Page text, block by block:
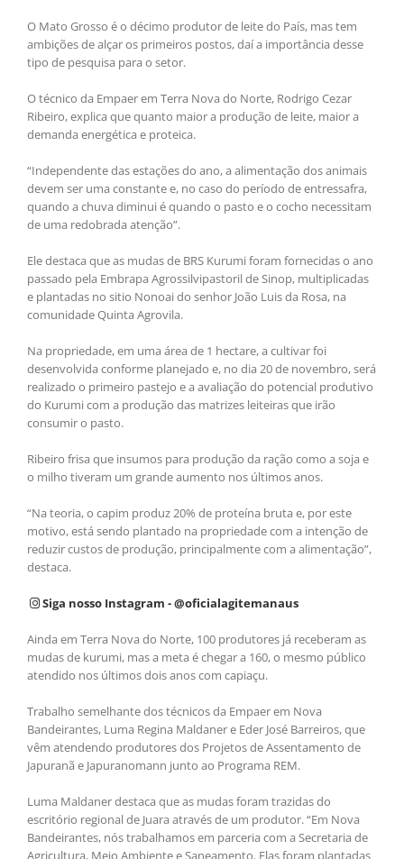
O Mato Grosso é o décimo produtor de leite do País, mas tem
ambições de alçar os primeiros postos, daí a importância desse
tipo de pesquisa para o setor.
O técnico da Empaer em Terra Nova do Norte, Rodrigo Cezar
Ribeiro, explica que quanto maior a produção de leite, maior a
demanda energética e proteica.
“Independente das estações do ano, a alimentação dos animais
devem ser uma constante e, no caso do período de entressafra,
quando a chuva diminui é quando o pasto e o cocho necessitam
de uma redobrada atenção”.
Ele destaca que as mudas de BRS Kurumi foram fornecidas o ano
passado pela Embrapa Agrossilvipastoril de Sinop, multiplicadas
e plantadas no sitio Nonoai do senhor João Luis da Rosa, na
comunidade Quinta Agrovila.
Na propriedade, em uma área de 1 hectare, a cultivar foi
desenvolvida conforme planejado e, no dia 20 de novembro, será
realizado o primeiro pastejo e a avaliação do potencial produtivo
do Kurumi com a produção das matrizes leiteiras que irão
consumir o pasto.
Ribeiro frisa que insumos para produção da ração como a soja e
o milho tiveram um grande aumento nos últimos anos.
“Na teoria, o capim produz 20% de proteína bruta e, por este
motivo, está sendo plantado na propriedade com a intenção de
reduzir custos de produção, principalmente com a alimentação”,
destaca.
Siga nosso Instagram - @oficialagitemanaus
Ainda em Terra Nova do Norte, 100 produtores já receberam as
mudas de kurumi, mas a meta é chegar a 160, o mesmo público
atendido nos últimos dois anos com capiaçu.
Trabalho semelhante dos técnicos da Empaer em Nova
Bandeirantes, Luma Regina Maldaner e Eder José Barreiros, que
vêm atendendo produtores dos Projetos de Assentamento de
Japuranã e Japuranomann junto ao Programa REM.
Luma Maldaner destaca que as mudas foram trazidas do
escritório regional de Juara através de um produtor. “Em Nova
Bandeirantes, nós trabalhamos em parceria com a Secretaria de
Agricultura, Meio Ambiente e Saneamento. Elas foram plantadas